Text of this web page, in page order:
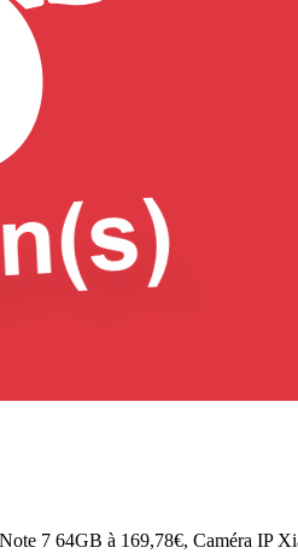
7 64GB à 169,78€, Caméra